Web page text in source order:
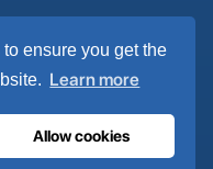
ensure you get the
Learn more
Allow cookies